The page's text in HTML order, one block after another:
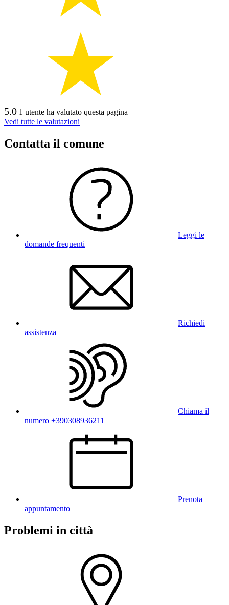
5.0 1 utente ha valutato questa pagina
Vedi tutte le valutazioni
Contatta il comune
Leggi le
domande frequenti
Richiedi
assistenza
Chiama il
numero +390308936211
Prenota
appuntamento
Problemi in città